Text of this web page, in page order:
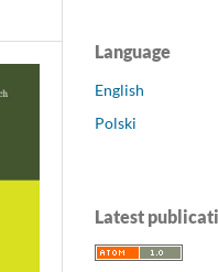
Language
English
Polski
Latest